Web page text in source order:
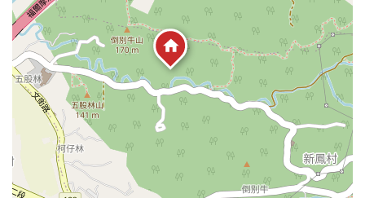
屋齡
不拘
5 年以下
5-10 年 10-20 年
20-30 年 30-40 年